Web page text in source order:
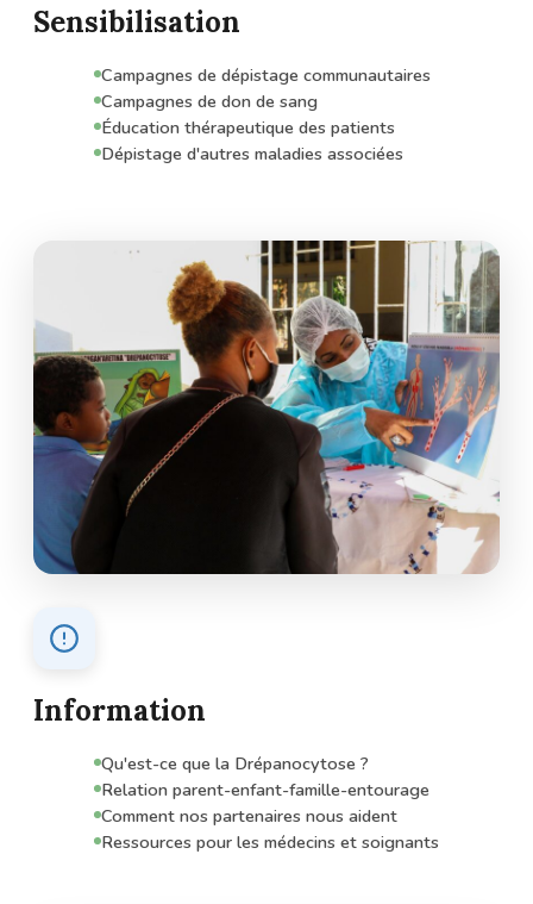
Sensibilisation
Campagnes de dépistage communautaires
Campagnes de don de sang
Éducation thérapeutique des patients
Dépistage d'autres maladies associées
Information
Qu'est-ce que la Drépanocytose ?
Relation parent-enfant-famille-entourage
Comment nos partenaires nous aident
Ressources pour les médecins et soignants